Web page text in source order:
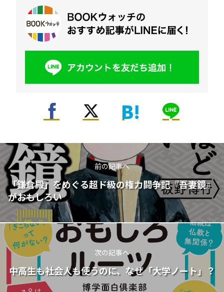
前の記事へ
「鎌倉殿」をめぐる超ド級の権力闘争記『吾妻鏡』
がおもしろい
次の記事へ
中高生も社会人も使うのに、なぜ「大学ノート」？